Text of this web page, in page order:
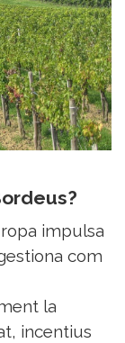
impulsa
com
la
incentius